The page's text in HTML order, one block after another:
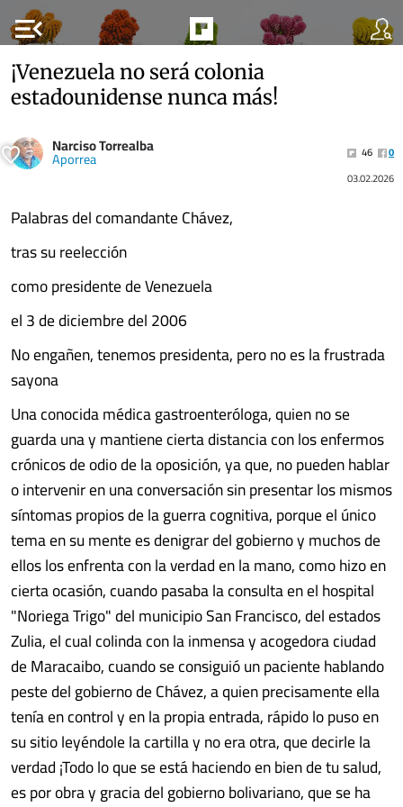
menu_open
¡Venezuela no será colonia
estadounidense nunca más!
Narciso Torrealba
Aporrea 46
0
03.02.2026
Palabras del comandante Chávez,
tras su reelección
como presidente de Venezuela
el 3 de diciembre del 2006
No engañen, tenemos presidenta, pero no es la frustrada
sayona
Una conocida médica gastroenteróloga, quien no se
guarda una y mantiene cierta distancia con los enfermos
crónicos de odio de la oposición, ya que, no pueden hablar
o intervenir en una conversación sin presentar los mismos
síntomas propios de la guerra cognitiva, porque el único
tema en su mente es denigrar del gobierno y muchos de
ellos los enfrenta con la verdad en la mano, como hizo en
cierta ocasión, cuando pasaba la consulta en el hospital
"Noriega Trigo" del municipio San Francisco, del estados
Zulia, el cual colinda con la inmensa y acogedora ciudad
de Maracaibo, cuando se consiguió un paciente hablando
peste del gobierno de Chávez, a quien precisamente ella
tenía en control y en la propia entrada, rápido lo puso en
su sitio leyéndole la cartilla y no era otra, que decirle la
verdad ¡Todo lo que se está haciendo en bien de tu salud,
es por obra y gracia del gobierno bolivariano, que se ha